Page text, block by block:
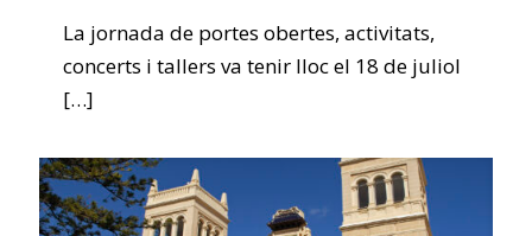
La jornada de portes obertes, activitats,
concerts i tallers va tenir lloc el 18 de juliol
[…]